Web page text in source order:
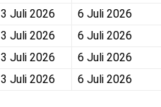
3 Juli 2026 6 Juli 2026
3 Juli 2026 6 Juli 2026
3 Juli 2026 6 Juli 2026
3 Juli 2026 6 Juli 2026